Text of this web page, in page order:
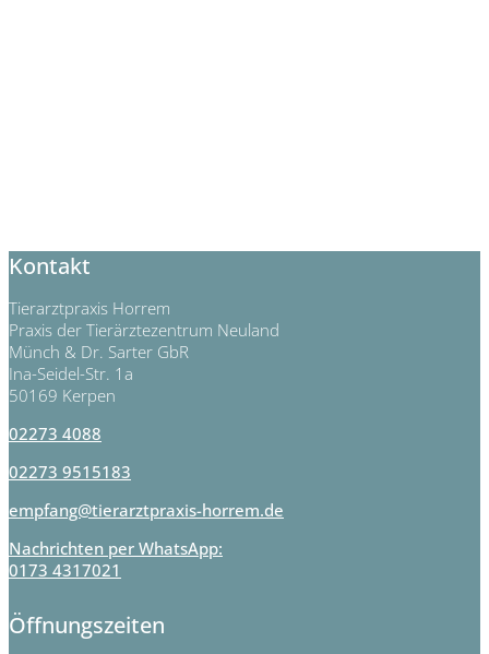
Kontakt
Tierarztpraxis Horrem
Praxis der Tierärztezentrum Neuland
Münch & Dr. Sarter GbR
Ina-Seidel-Str. 1a
50169 Kerpen
02273 4088
02273 9515183
empfang@tierarztpraxis-horrem.de
Nachrichten per WhatsApp:
0173 4317021
Öffnungszeiten